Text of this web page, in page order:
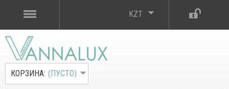
KZT
КОРЗИНА: (ПУСТО)